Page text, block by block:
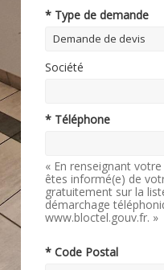
* Type de demande
Société
* Téléphone
« En renseignant
êtes informé(e) de
gratuitement sur la
démarchage
www.bloctel.gouv.fr. »
* Code Postal